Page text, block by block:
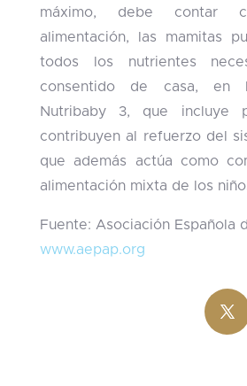
máximo, debe contar
alimentación, las mamitas
todos los nutrientes
consentido de casa, en
Nutribaby 3, que incluye
contribuyen al refuerzo del
que además actúa como
alimentación mixta de los
Fuente: Asociación Española
www.aepap.org